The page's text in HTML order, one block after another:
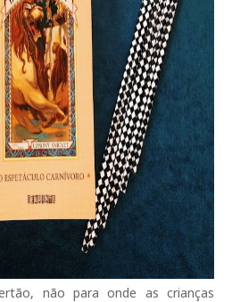
não para onde as crianças